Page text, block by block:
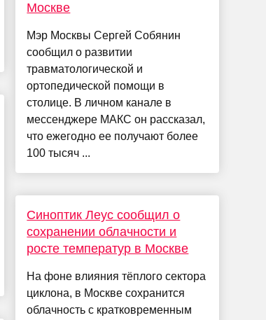
Москве
Мэр Москвы Сергей Собянин
сообщил о развитии
травматологической и
ортопедической помощи в
столице. В личном канале в
мессенджере МАКС он рассказал,
что ежегодно ее получают более
100 тысяч ...
Синоптик Леус сообщил о
сохранении облачности и
росте температур в Москве
На фоне влияния тёплого сектора
циклона, в Москве сохранится
облачность с кратковременным